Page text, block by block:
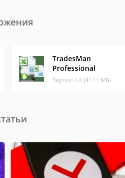
TradesMan
Professional
Версия: 4.6 (41.11 МБ)